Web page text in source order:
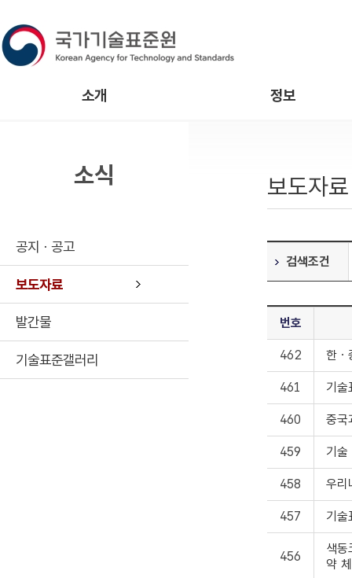
소개 정보
보도자료
검색조건
번호
462 한ㆍ
461 기술
460 중국
459 기술
458 우리
457 기술
456
색동
약
소식
공지ㆍ공고
보도자료
발간물
기술표준갤러리